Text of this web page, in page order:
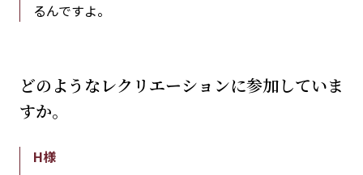
るんですよ。
どのようなレクリエーションに参加していま
すか。
H様